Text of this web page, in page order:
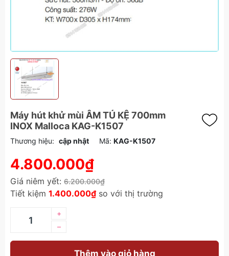
Máy hút khử mùi ÂM TỦ KỆ 700mm
INOX Malloca KAG-K1507
Thương hiệu: cập nhật Mã: KAG-K1507
4.800.000₫
Giá niêm yết: 6.200.000₫
Tiết kiệm 1.400.000₫ so với thị trường
–
+
Thêm vào giỏ hàng